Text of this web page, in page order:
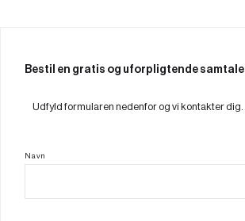
Bestil en gratis og uforpligtende samtale
Udfyld formularen nedenfor og vi kontakter dig.
Navn